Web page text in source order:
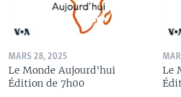
MARS 28, 2025
Le Monde Aujourd'hui
Édition de 7h00
Le